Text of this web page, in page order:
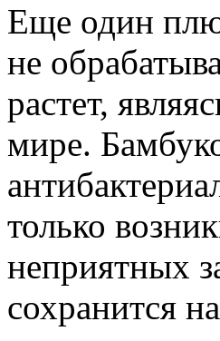
Еще один
не
растет,
мире.
только
неприятных
сохранится